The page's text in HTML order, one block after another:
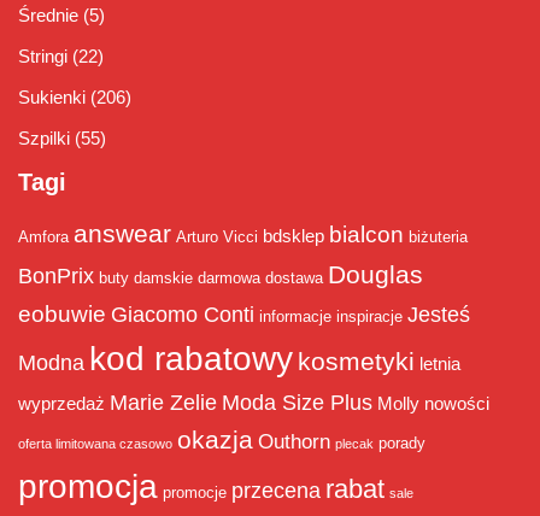
Średnie (5)
Stringi (22)
Sukienki (206)
Szpilki (55)
Tagi
Amfora answear Arturo Vicci bdsklep bialcon biżuteria
BonPrix buty damskie darmowa dostawa Douglas
eobuwie Giacomo Conti informacje inspiracje Jesteś
Modna kod rabatowy kosmetyki letnia
wyprzedaż Marie Zelie Moda Size Plus Molly nowości
oferta limitowana czasowo okazja Outhorn plecak porady
promocja promocje przecena rabat sale